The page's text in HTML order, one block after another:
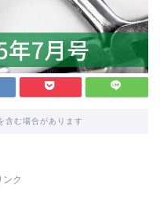
含む場合があります
ンク